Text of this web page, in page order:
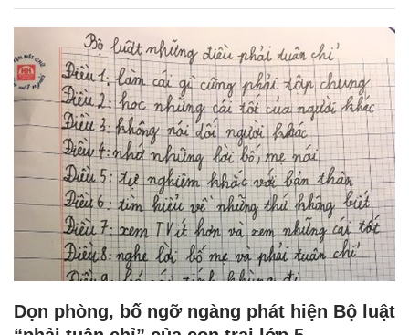
Dọn phòng, bố ngỡ ngàng phát hiện Bộ luật